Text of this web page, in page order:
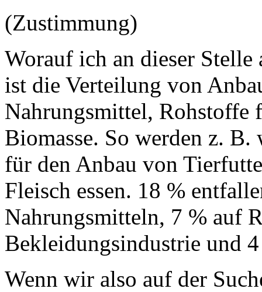
(Zustimmung)
Worauf ich an dieser
ist die Verteilung von
Nahrungsmittel, Rohstoffe
Biomasse. So werden z.
für den Anbau von
Fleisch essen. 18 %
Nahrungsmitteln, 7 % auf
Bekleidungsindustrie und
Wenn wir also auf der